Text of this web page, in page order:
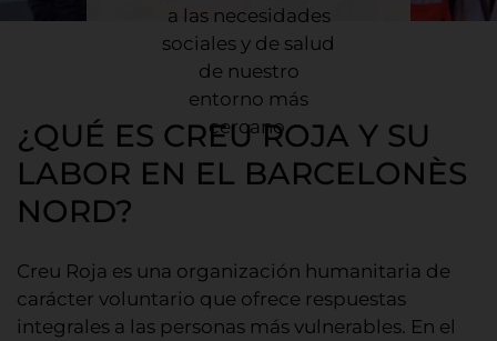
a las necesidades
sociales y de salud
de nuestro
entorno más
cercano.
¿QUÉ ES CREU ROJA Y SU
LABOR EN EL BARCELONÈS
NORD?
Creu Roja es una organización humanitaria de
carácter voluntario que ofrece respuestas
integrales a las personas más vulnerables. En el